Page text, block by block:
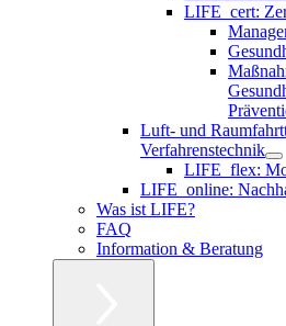
LIFE_cert:
Luft- und
Verfahrenstechnik
LIFE_flex:
LIFE_online:
Was ist LIFE?
FAQ
Information & Beratung